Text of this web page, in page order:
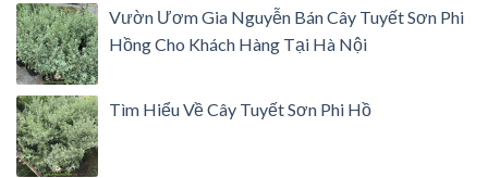
Vườn Ươm Gia Nguyễn Bán Cây Tuyết Sơn Phi
Hồng Cho Khách Hàng Tại Hà Nội
Tìm Hiểu Về Cây Tuyết Sơn Phi Hồ